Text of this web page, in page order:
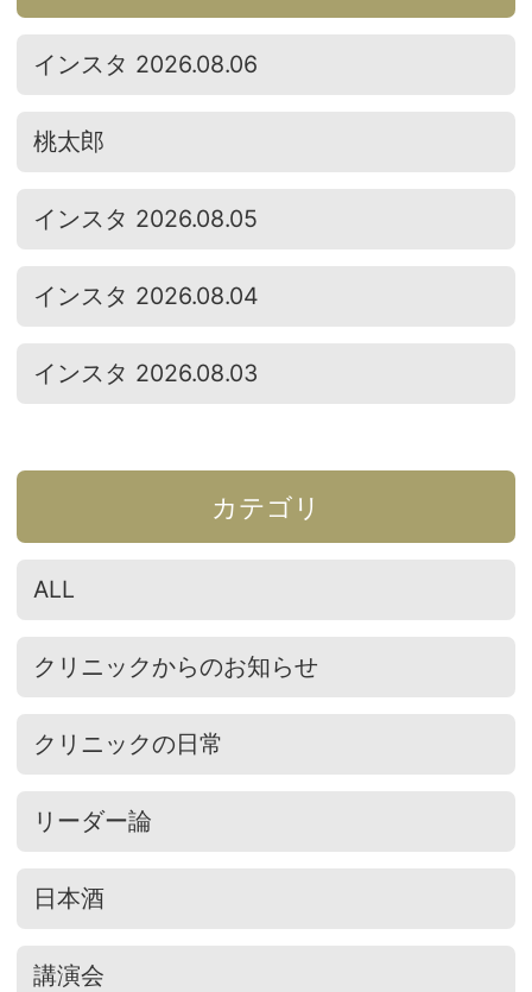
インスタ 2026.08.06
桃太郎
インスタ 2026.08.05
インスタ 2026.08.04
インスタ 2026.08.03
カテゴリ
ALL
クリニックからのお知らせ
クリニックの日常
リーダー論
日本酒
講演会